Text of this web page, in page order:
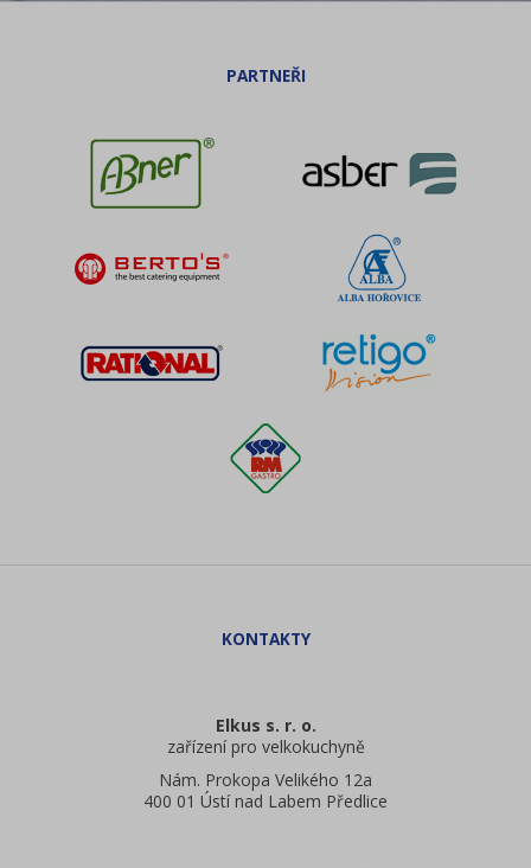
Elkus s. r. o.
zařízení pro velkokuchyně
Nám. Prokopa Velikého 12a
400 01 Ústí nad Labem Předlice